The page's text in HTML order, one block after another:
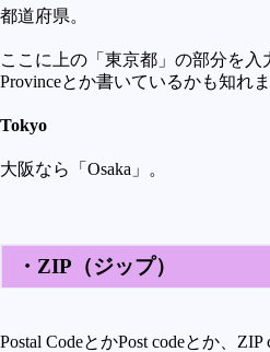
都道府県。
ここに上の「東京都」の部分を入
Provinceとか書いているかも知れま
Tokyo
大阪なら「Osaka」。
・ZIP（ジップ）
Postal CodeとかPost codeとか、